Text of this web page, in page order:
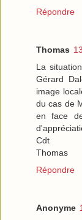
Répondre
Thomas
La
Gérard
image
du cas de
en face
Cdt
Thomas
Répondre
Anonyme